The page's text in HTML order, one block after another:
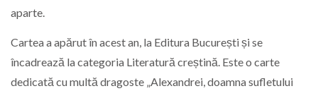
aparte.
Cartea a apărut în acest an, la Editura București și se
încadrează la categoria Literatură creștină. Este o carte
dedicată cu multă dragoste „Alexandrei, doamna sufletului